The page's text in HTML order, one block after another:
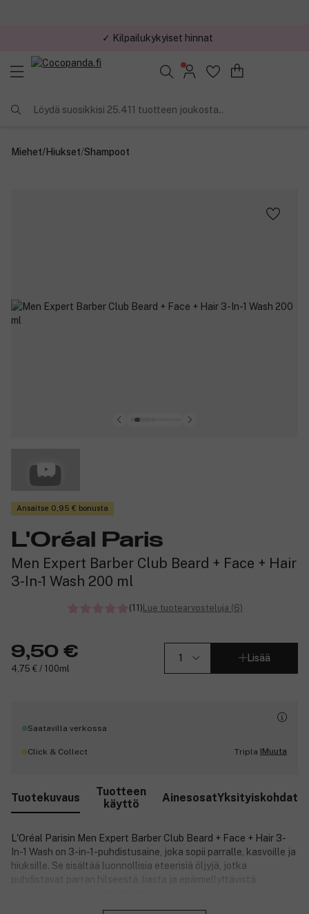
✓ Kilpailukykyiset hinnat
Löydä suosikkisi 25.411 tuotteen joukosta..
Miehet/Hiukset/Shampoot
Ansaitse 0,95 € bonusta
L'Oréal Paris
Men Expert Barber Club Beard + Face + Hair
3-In-1 Wash 200 ml
(11)Lue tuotearvosteluja (6)
9,50 €
4,75 € / 100ml
Lisää
Saatavilla verkossa
Click & Collect Tripla |Muuta
Tuotekuvaus
Tuotteen
käyttö
AinesosatYksityiskohdat
L'Oréal Parisin Men Expert Barber Club Beard + Face + Hair 3-
In-1 Wash on 3-in-1-puhdistusaine, joka sopii parralle, kasvoille ja
hiuksille. Se sisältää luonnollisia eteerisiä öljyjä, jotka
puhdistavat parran hilseestä, liasta ja epämiellyttävistä